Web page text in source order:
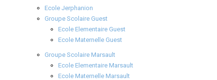
Ecole Jerphanion
Groupe Scolaire Guest
Ecole Elementaire Guest
Ecole Maternelle Guest
Groupe Scolaire Marsault
Ecole Elementaire Marsault
Ecole Maternelle Marsault